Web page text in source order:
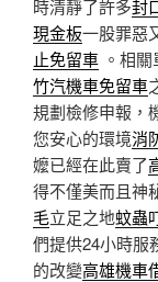
時清靜了許多封
現金板一股罪惡
止免留車 。相
竹汽機車免留車
規劃檢修申報，
您安心的環境消
嬤已經在此賣了
得不僅美而且神
毛立足之地蚊蟲
們提供24小時服
的改變高雄機車